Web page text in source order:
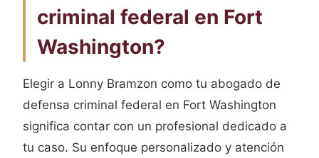
criminal federal en Fort
Washington?
Elegir a Lonny Bramzon como tu abogado de
defensa criminal federal en Fort Washington
significa contar con un profesional dedicado a
tu caso. Su enfoque personalizado y atención